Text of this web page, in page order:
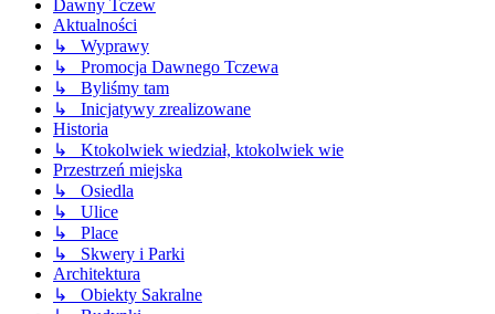
Dawny Tczew
Aktualności
↳ Wyprawy
↳ Promocja Dawnego Tczewa
↳ Byliśmy tam
↳ Inicjatywy zrealizowane
Historia
↳ Ktokolwiek wiedział, ktokolwiek wie
Przestrzeń miejska
↳ Osiedla
↳ Ulice
↳ Place
↳ Skwery i Parki
Architektura
↳ Obiekty Sakralne